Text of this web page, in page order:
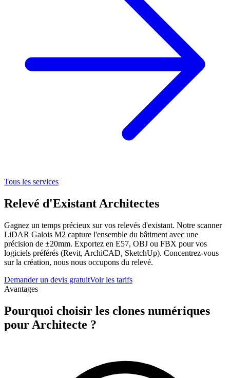
Tous les services
Relevé d'Existant Architectes
Gagnez un temps précieux sur vos relevés d'existant. Notre scanner
LiDAR Galois M2 capture l'ensemble du bâtiment avec une
précision de ±20mm. Exportez en E57, OBJ ou FBX pour vos
logiciels préférés (Revit, ArchiCAD, SketchUp). Concentrez-vous
sur la création, nous nous occupons du relevé.
Demander un devis gratuitVoir les tarifs
Avantages
Pourquoi choisir les clones numériques
pour Architecte ?